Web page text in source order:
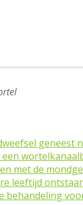
geneest
met de
leeftijd
behandeling